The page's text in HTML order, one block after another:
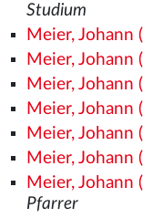
Studium
Meier, Johann
Meier, Johann
Meier, Johann
Meier, Johann
Meier, Johann
Meier, Johann
Meier, Johann
Pfarrer